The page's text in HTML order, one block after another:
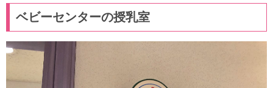
ベビーセンターの授乳室